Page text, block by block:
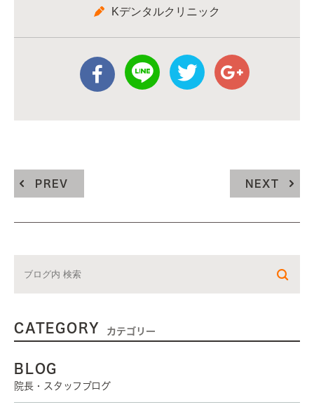
Kデンタルクリニック
PREV NEXT
CATEGORY カテゴリー
BLOG
院長・スタッフブログ